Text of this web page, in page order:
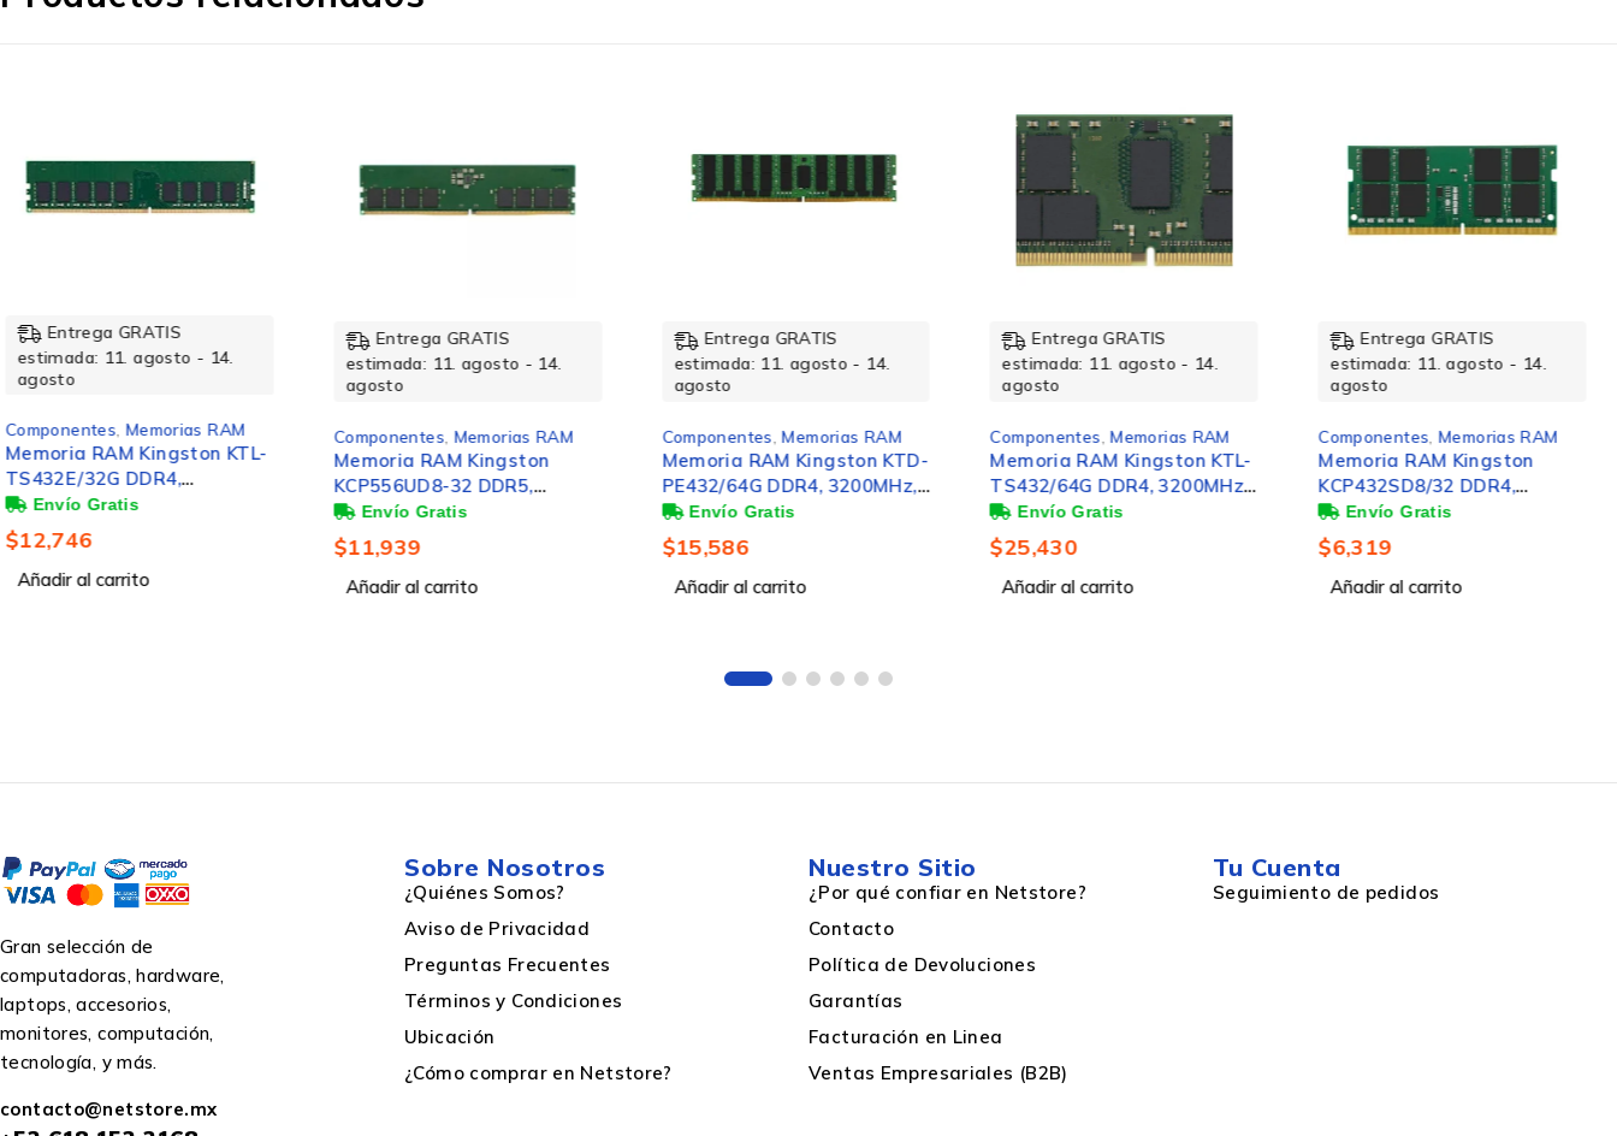
Ancho del paquete
Profundidad del paquete
Ancho 69.6 mm
171.4 mm
Datos logísticos
Entrega GRATIS
estimada: 11. agosto - 14.
agosto
Componentes,Memorias RAM
Memoria RAM Kingston
KCP556UD8-32 DDR5,
5600MHz, 32GB, CL46, Verde
$11,939
Añadir al carrito
Entrega GRATIS
estimada: 11. agosto - 14.
agosto
Componentes,Memorias RAM
Memoria RAM Kingston KTD-
PE432/64G DDR4, 3200MHz,
64GB, ECC, CL22, DIMM
$15,586
Añadir al carrito
Entrega GRATIS
estimada: 11. agosto - 14.
agosto
Componentes,Memorias RAM
Memoria RAM Kingston KTL-
TS432/64G DDR4, 3200MHz,
64GB, ECC, CL22, para
Lenovo
$25,430
Añadir al carrito
Entrega GRATIS
estimada: 11. agosto - 14.
agosto
Componentes,Memorias RAM
Memoria RAM Kingston
KCP432SD8/32 DDR4,
3200MHz, 32GB, Non-ECC,
CL22, SO-DIMM
$6,319
Añadir al carrito
Entrega GRATIS
estimada: 11. agosto - 14.
agosto
Componentes,Memorias RAM
MEMORIA RAM KINGSTON
32GB DDR4
$13,064
Añadir al carrito
Gran selección de
computadoras, hardware,
laptops, accesorios,
monitores, computación,
tecnología, y más.
contacto@netstore.mx
Sobre Nosotros
¿Quiénes Somos?
Aviso de Privacidad
Preguntas Frecuentes
Términos y Condiciones
Ubicación
¿Cómo comprar en Netstore?
Nuestro Sitio
¿Por qué confiar en Netstore?
Contacto
Política de Devoluciones
Garantías
Facturación en Linea
Ventas Empresariales (B2B)
Tu Cuenta
Seguimiento de pedidos